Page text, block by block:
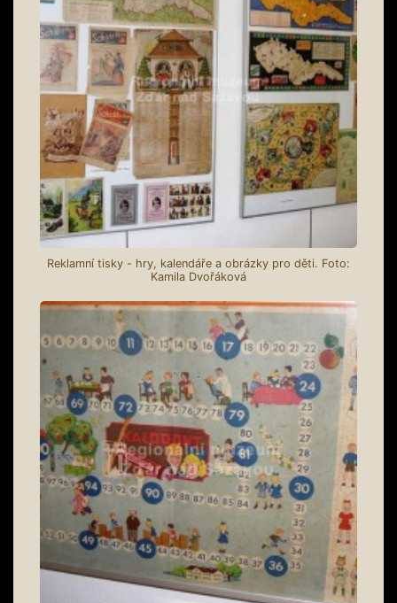
Reklamní tisky - hry, kalendáře a obrázky pro děti. Foto:
Kamila Dvořáková